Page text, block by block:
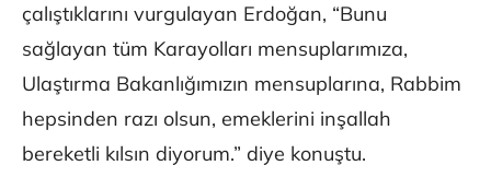
çalıştıklarını vurgulayan Erdoğan, “Bunu
sağlayan tüm Karayolları mensuplarımıza,
Ulaştırma Bakanlığımızın mensuplarına, Rabbim
hepsinden razı olsun, emeklerini inşallah
bereketli kılsın diyorum.” diye konuştu.